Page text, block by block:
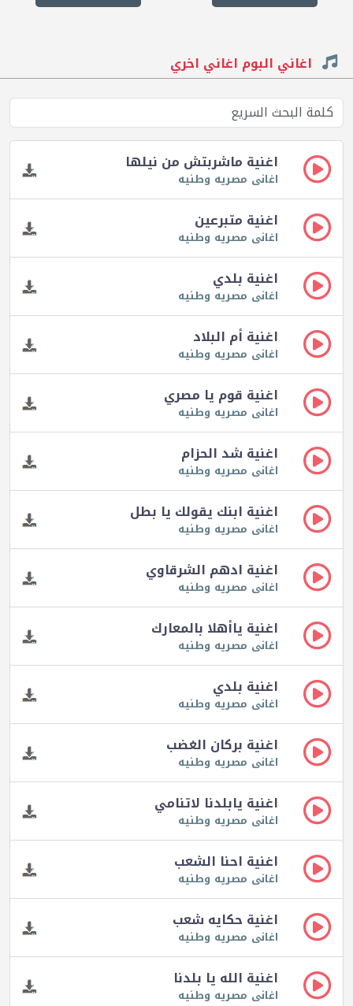
اغاني البوم اغاني اخري
اغنية ماشربتش من نيلها
اغانى مصريه وطنيه
اغنية متبرعين
اغانى مصريه وطنيه
اغنية بلدي
اغانى مصريه وطنيه
اغنية أم البلاد
اغانى مصريه وطنيه
اغنية قوم يا مصري
اغانى مصريه وطنيه
اغنية شد الحزام
اغانى مصريه وطنيه
اغنية ابنك يقولك يا بطل
اغانى مصريه وطنيه
اغنية ادهم الشرقاوي
اغانى مصريه وطنيه
اغنية ياأهلا بالمعارك
اغانى مصريه وطنيه
اغنية بلدي
اغانى مصريه وطنيه
اغنية بركان الغضب
اغانى مصريه وطنيه
اغنية يابلدنا لاتنامي
اغانى مصريه وطنيه
اغنية احنا الشعب
اغانى مصريه وطنيه
اغنية حكايه شعب
اغانى مصريه وطنيه
اغنية الله يا بلدنا
اغانى مصريه وطنيه